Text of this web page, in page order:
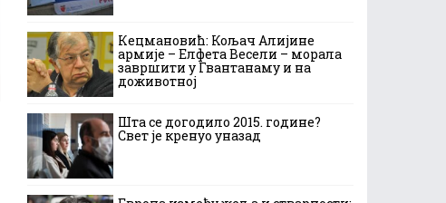
Кецмановић: Кољач Алијине
армије – Елфета Весели – морала
завршити у Гвантанаму и на
доживотној
Шта се догодило 2015. године?
Свет је кренуо уназад